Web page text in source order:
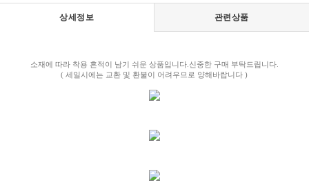
상세정보 관련상품
소재에 따라 착용 흔적이 남기 쉬운 상품입니다.신중한 구매 부탁드립니다.
( 세일시에는 교환 및 환불이 어려우므로 양해바랍니다 )